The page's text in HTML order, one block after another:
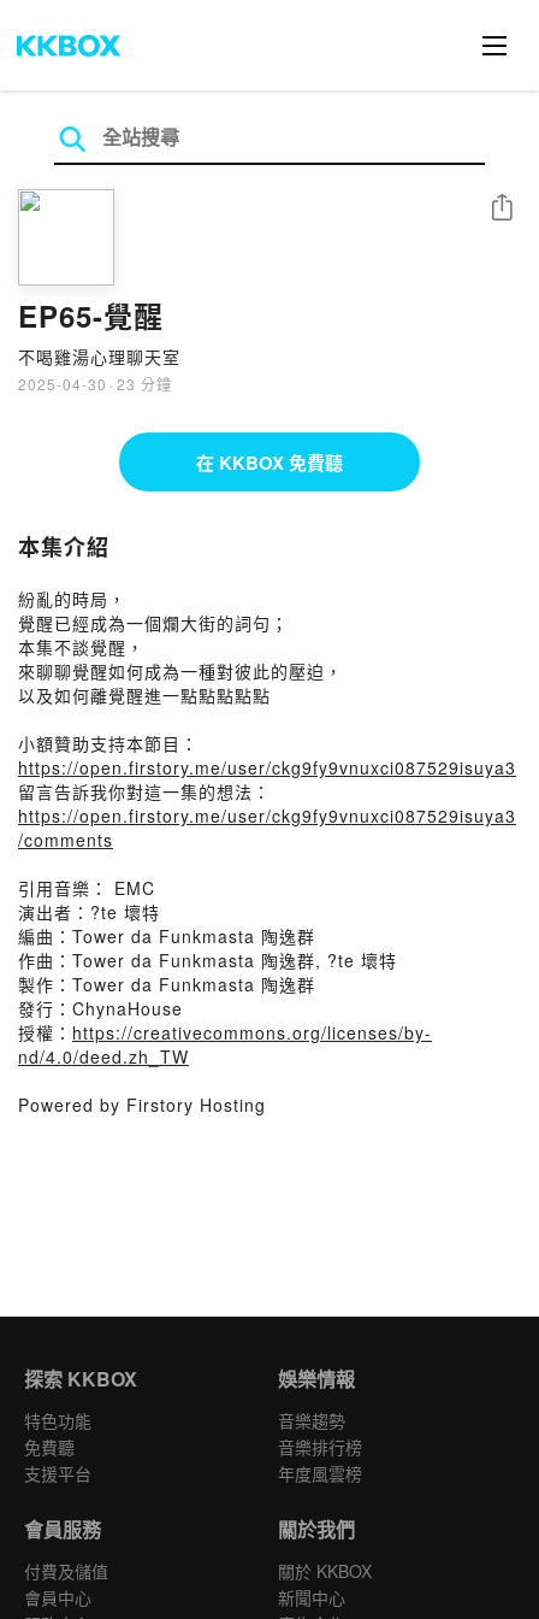
EP65-覺醒
不喝雞湯心理聊天室
2025-04-30 · 23 分鐘
分享
在 KKBOX 免費聽
本集介紹
紛亂的時局，
覺醒已經成為一個爛大街的詞句；
本集不談覺醒，
來聊聊覺醒如何成為一種對彼此的壓迫，
以及如何離覺醒進一點點點點點
小額贊助支持本節目：
https://open.firstory.me/user/ckg9fy9vnuxci087529isuya3
留言告訴我你對這一集的想法：
https://open.firstory.me/user/ckg9fy9vnuxci087529isuya3
/comments
引用音樂： EMC
演出者：?te 壞特
編曲：Tower da Funkmasta 陶逸群
作曲：Tower da Funkmasta 陶逸群, ?te 壞特
製作：Tower da Funkmasta 陶逸群
發行：ChynaHouse
授權： https://creativecommons.org/licenses/by-
nd/4.0/deed.zh_TW
Powered by Firstory Hosting
探索 KKBOX
特色功能
免費聽
支援平台
娛樂情報
音樂趨勢
音樂排行榜
年度風雲榜
會員服務
付費及儲值
會員中心
關於我們
關於 KKBOX
新聞中心